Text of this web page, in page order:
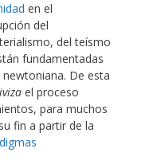
en el
del
del teísmo
fundamentadas
De esta
el proceso
para muchos
fin a partir de la